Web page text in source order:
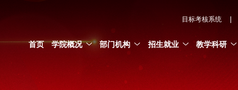
目标考核系统 |
首页 学院概况 部门机构 招生就业 教学科研